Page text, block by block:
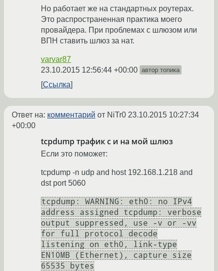
Но работает же на стандартных роутерах.
Это распространенная практика моего
провайдера. При проблемах с шлюзом или
ВПН ставить шлюз за нат.
varvar87
23.10.2015 12:56:44 +00:00 автор топика
Ссылка
Ответ на: комментарий от NiTr0 23.10.2015 10:27:34
+00:00
tcpdump трафик с и на мой шлюз
Если это поможет:
tcpdump -n udp and host 192.168.1.218 and
dst port 5060
tcpdump: WARNING: eth0: no IPv4
address assigned tcpdump: verbose
output suppressed, use -v or -vv
for full protocol decode
listening on eth0, link-type
EN10MB (Ethernet), capture size
65535 bytes